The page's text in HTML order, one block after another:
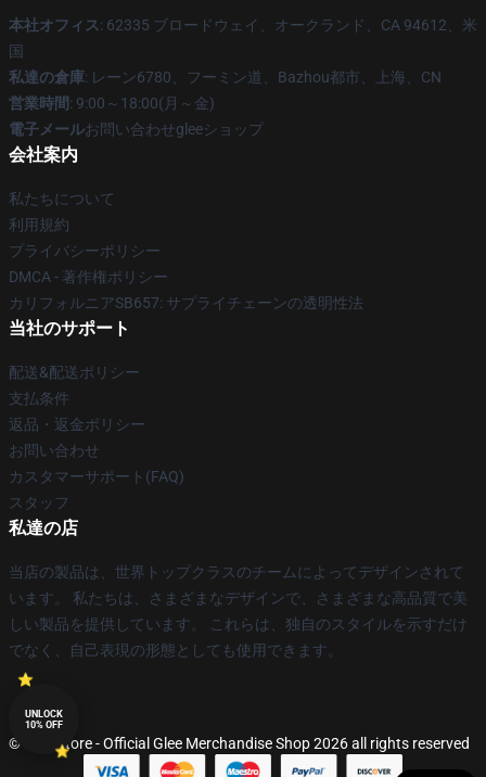
本社オフィス: 62335 ブロードウェイ、オークランド、CA 94612、米
国
私達の倉庫: レーン6780、フーミン道、Bazhou都市、上海、CN
営業時間: 9:00～18:00(月～金)
電子メールお問い合わせgleeショップ
会社案内
私たちについて
利用規約
プライバシーポリシー
DMCA - 著作権ポリシー
カリフォルニアSB657: サプライチェーンの透明性法
当社のサポート
配送&配送ポリシー
支払条件
返品・返金ポリシー
お問い合わせ
カスタマーサポート(FAQ)
スタッフ
私達の店
当店の製品は、世界トップクラスのチームによってデザインされて
います。 私たちは、さまざまなデザインで、さまざまな高品質で美
しい製品を提供しています。 これらは、独自のスタイルを示すだけ
でなく、自己表現の形態としても使用できます。
© Glee Store - Official Glee Merchandise Shop 2026 all rights reserved
UNLOCK
10% OFF